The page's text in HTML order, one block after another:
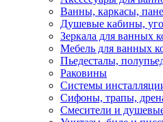
Ванны, каркасы,
Душевые кабины,
Зеркала для ванных
Мебель для ванных
Пьедесталы,
Раковины
Системы
Сифоны, трапы,
Смесители и